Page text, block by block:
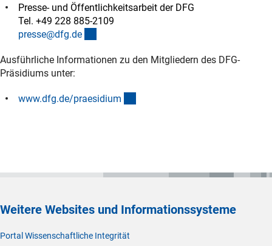
Presse- und Öffentlichkeitsarbeit der DFG
Tel. +49 228 885-2109
presse@dfg.de
Ausführliche Informationen zu den Mitgliedern des DFG-
Präsidiums unter:
www.dfg.de/praesidium
Weitere Websites und Informationssysteme
Portal Wissenschaftliche Integrität